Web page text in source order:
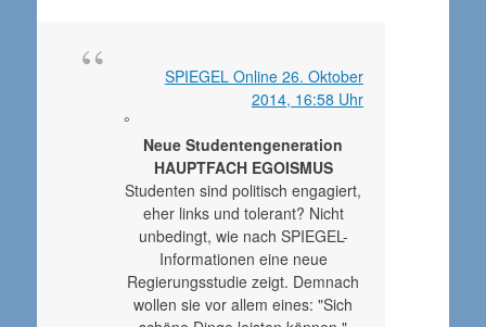
SPIEGEL Online 26. Oktober
2014, 16:58 Uhr
°
Neue Studentengeneration
HAUPTFACH EGOISMUS
Studenten sind politisch engagiert,
eher links und tolerant? Nicht
unbedingt, wie nach SPIEGEL-
Informationen eine neue
Regierungsstudie zeigt. Demnach
wollen sie vor allem eines: "Sich